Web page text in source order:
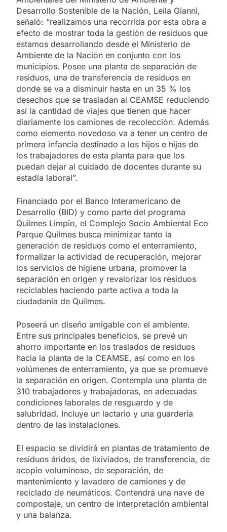
Desarrollo Sostenible de la Nación, Leila Gianni,
señaló: “realizamos una recorrida por esta obra a
efecto de mostrar toda la gestión de residuos que
estamos desarrollando desde el Ministerio de
Ambiente de la Nación en conjunto con los
municipios. Posee una planta de separación de
residuos, una de transferencia de residuos en
donde se va a disminuir hasta en un 35 % los
desechos que se trasladan al CEAMSE reduciendo
así la cantidad de viajes que tienen que hacer
diariamente los camiones de recolección. Además
como elemento novedoso va a tener un centro de
primera infancia destinado a los hijos e hijas de
los trabajadores de esta planta para que los
puedan dejar al cuidado de docentes durante su
estadía laboral”.
Financiado por el Banco Interamericano de
Desarrollo (BID) y como parte del programa
Quilmes Limpio, el Complejo Socio Ambiental Eco
Parque Quilmes busca minimizar tanto la
generación de residuos como el enterramiento,
formalizar la actividad de recuperación, mejorar
los servicios de higiene urbana, promover la
separación en origen y revalorizar los residuos
reciclables haciendo parte activa a toda la
ciudadanía de Quilmes.
Poseerá un diseño amigable con el ambiente.
Entre sus principales beneficios, se prevé un
ahorro importante en los traslados de residuos
hacia la planta de la CEAMSE, así como en los
volúmenes de enterramiento, ya que se promueve
la separación en origen. Contempla una planta de
310 trabajadores y trabajadoras, en adecuadas
condiciones laborales de resguardo y de
salubridad. Incluye un lactario y una guardería
dentro de las instalaciones.
El espacio se dividirá en plantas de tratamiento de
residuos áridos, de lixiviados, de transferencia, de
acopio voluminoso, de separación, de
mantenimiento y lavadero de camiones y de
reciclado de neumáticos. Contendrá una nave de
compostaje, un centro de interpretación ambiental
y una balanza.